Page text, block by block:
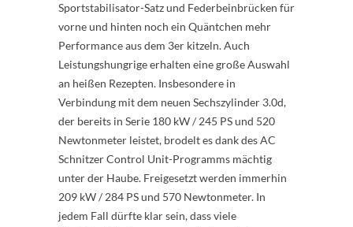
Sportstabilisator-Satz und Federbeinbrücken für
vorne und hinten noch ein Quäntchen mehr
Performance aus dem 3er kitzeln. Auch
Leistungshungrige erhalten eine große Auswahl
an heißen Rezepten. Insbesondere in
Verbindung mit dem neuen Sechszylinder 3.0d,
der bereits in Serie 180 kW / 245 PS und 520
Newtonmeter leistet, brodelt es dank des AC
Schnitzer Control Unit-Programms mächtig
unter der Haube. Freigesetzt werden immerhin
209 kW / 284 PS und 570 Newtonmeter. In
jedem Fall dürfte klar sein, dass viele